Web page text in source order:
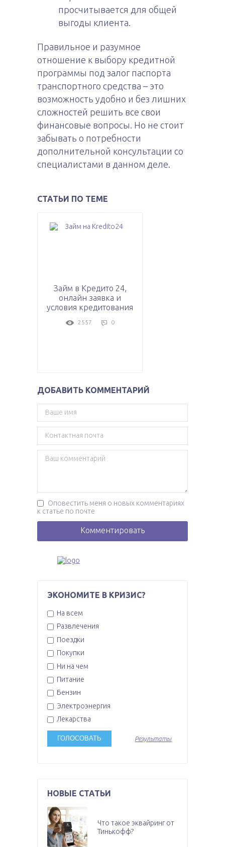
просчитывается для общей
выгоды клиента.
Правильное и разумное
отношение к выбору кредитной
программы под залог паспорта
транспортного средства – это
возможность удобно и без лишних
сложностей решить все свои
финансовые вопросы. Но не стоит
забывать о потребности
дополнительной консультации со
специалистами в данном деле.
СТАТЬИ ПО ТЕМЕ
Займ в Кредито 24,
онлайн заявка и
условия кредитования
2557 0
ДОБАВИТЬ КОММЕНТАРИЙ
Оповестить меня о новых комментариях
к статье по почте
ЭКОНОМИТЕ В КРИЗИС?
На всем
Развлечения
Поездки
Покупки
Ни на чем
Питание
Бензин
Электроэнергия
Лекарства
Результаты
НОВЫЕ СТАТЬИ
Что такое эквайринг от
Тинькофф?